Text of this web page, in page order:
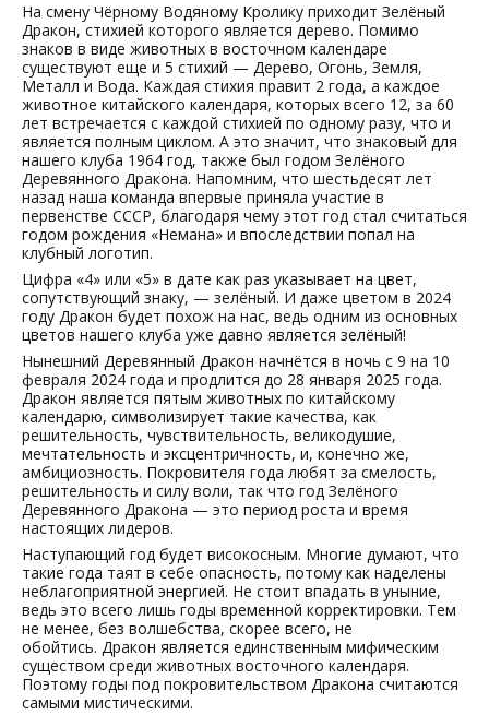
На смену Чёрному Водяному Кролику приходит Зелёный
Дракон, стихией которого является дерево. Помимо
знаков в виде животных в восточном календаре
существуют еще и 5 стихий — Дерево, Огонь, Земля,
Металл и Вода. Каждая стихия правит 2 года, а каждое
животное китайского календаря, которых всего 12, за 60
лет встречается с каждой стихией по одному разу, что и
является полным циклом. А это значит, что знаковый для
нашего клуба 1964 год, также был годом Зелёного
Деревянного Дракона. Напомним, что шестьдесят лет
назад наша команда впервые приняла участие в
первенстве СССР, благодаря чему этот год стал считаться
годом рождения «Немана» и впоследствии попал на
клубный логотип.
Цифра «4» или «5» в дате как раз указывает на цвет,
сопутствующий знаку, — зелёный. И даже цветом в 2024
году Дракон будет похож на нас, ведь одним из основных
цветов нашего клуба уже давно является зелёный!
Нынешний Деревянный Дракон начнётся в ночь с 9 на 10
февраля 2024 года и продлится до 28 января 2025 года.
Дракон является пятым животных по китайскому
календарю, символизирует такие качества, как
решительность, чувствительность, великодушие,
мечтательность и эксцентричность, и, конечно же,
амбициозность. Покровителя года любят за смелость,
решительность и силу воли, так что год Зелёного
Деревянного Дракона — это период роста и время
настоящих лидеров.
Наступающий год будет високосным. Многие думают, что
такие года таят в себе опасность, потому как наделены
неблагоприятной энергией. Не стоит впадать в уныние,
ведь это всего лишь годы временной корректировки. Тем
не менее, без волшебства, скорее всего, не
обойтись. Дракон является единственным мифическим
существом среди животных восточного календаря.
Поэтому годы под покровительством Дракона считаются
самыми мистическими.